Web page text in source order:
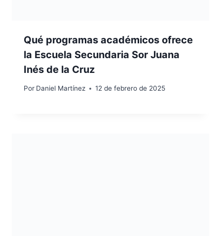
Qué programas académicos ofrece
la Escuela Secundaria Sor Juana
Inés de la Cruz
Por Daniel Martínez 12 de febrero de 2025